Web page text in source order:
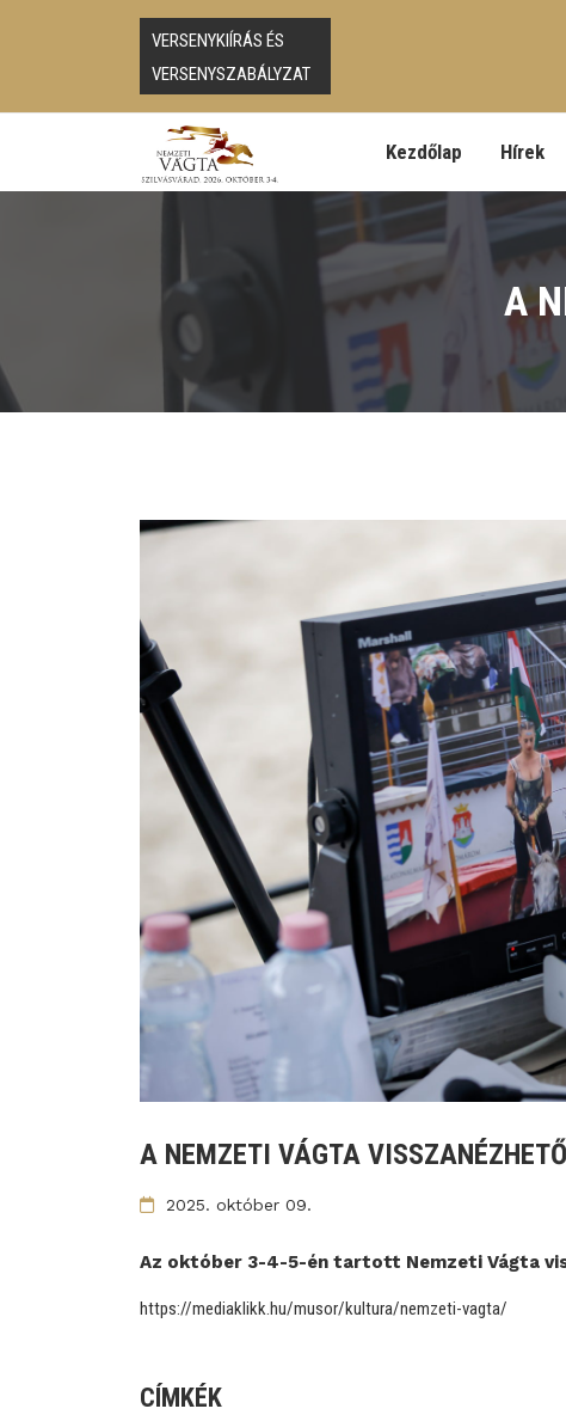
VERSENYKIÍRÁS ÉS
VERSENYSZABÁLYZAT
Kezdőlap Hírek
A
A NEMZETI VÁGTA VISSZANÉZHETŐ
2025. október 09.
Az október 3-4-5-én tartott Nemzeti Vágta
https://mediaklikk.hu/musor/kultura/nemzeti-vagta/
CÍMKÉK